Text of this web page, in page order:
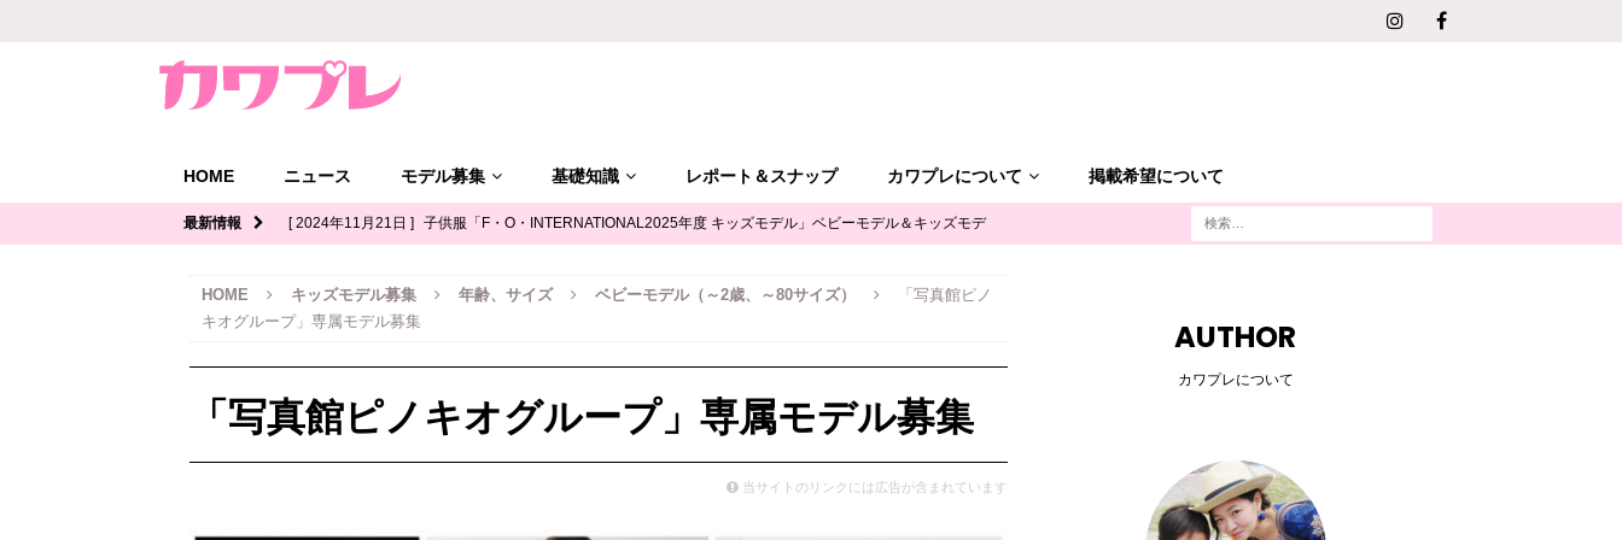
HOME ニュース モデル募集 基礎知識 レポート＆スナップ カワプレについて 掲載希望について
最新情報 [ 2024年11月21日 ] 子供服「F・O・INTERNATIONAL2025年度 キッズモデル」ベビーモデル＆キッズモデ
[ 2024年11月12日 ] ジュニアブランド「ALGY(アルジー)」公式サポータージュニアモデル募集 キッズモ
ル募集
HOME キッズモデル募集 年齢、サイズ ベビーモデル（～2歳、～80サイズ）
「写真館ピノ
キオグループ」専属モデル募集
「写真館ピノキオグループ」専属モデル募集
当サイトのリンクには広告が含まれています
AUTHOR
カワプレについて